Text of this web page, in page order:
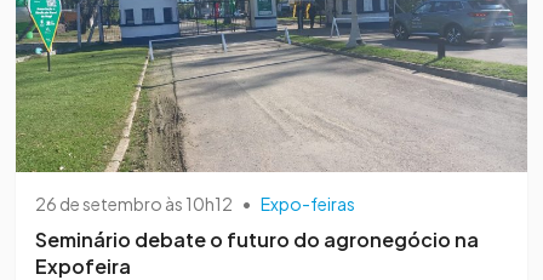
26 de setembro às 10h12 • Expo-feiras
Seminário debate o futuro do agronegócio na
Expofeira